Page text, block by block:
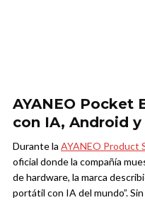
AYANEO Pocket
con IA, Android
Durante la AYANEO Product
oficial donde la compañía
de hardware, la marca
portátil con IA del mundo”.